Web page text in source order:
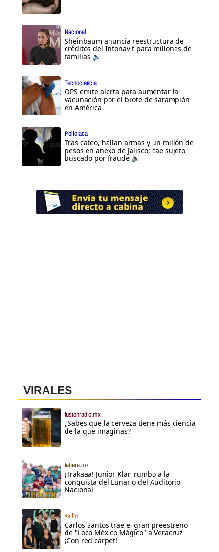
Nacional
Sheinbaum anuncia reestructura de
créditos del Infonavit para millones de
familias 🔈
Tecnociencia
OPS emite alerta para aumentar la
vacunación por el brote de sarampión
en América
Policiaca
Tras cateo, hallan armas y un millón de
pesos en anexo de Jalisco; cae sujeto
buscado por fraude 🔈
VIRALES
fusionradio.mx
¿Sabes que la cerveza tiene más ciencia
de la que imaginas?
lafiera.mx
¡Trakaaa! Junior Klan rumbo a la
conquista del Lunario del Auditorio
Nacional
ya.fm
Carlos Santos trae el gran preestreno
de "Loco México Mágico" a Veracruz
¡Con red carpet!